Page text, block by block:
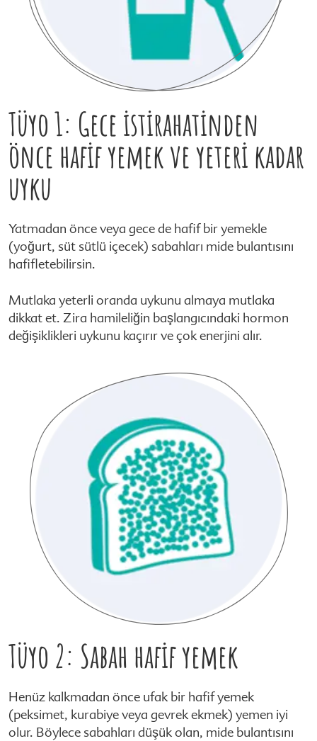
Tüyo 1: Gece istirahatinden
önce hafif yemek ve yeteri kadar
uyku
Yatmadan önce veya gece de hafif bir yemekle
(yoğurt, süt sütlü içecek) sabahları mide bulantısını
hafifletebilirsin.
Mutlaka yeterli oranda uykunu almaya mutlaka
dikkat et. Zira hamileliğin başlangıcındaki hormon
değişiklikleri uykunu kaçırır ve çok enerjini alır.
Tüyo 2: Sabah hafif yemek
Henüz kalkmadan önce ufak bir hafif yemek
(peksimet, kurabiye veya gevrek ekmek) yemen iyi
olur. Böylece sabahları düşük olan, mide bulantısını